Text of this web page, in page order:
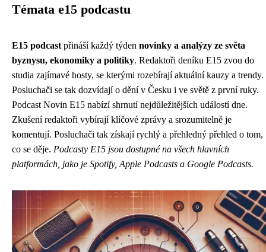
Témata e15 podcastu
E15 podcast přináší každý týden novinky a analýzy ze světa
byznysu, ekonomiky a politiky. Redaktoři deníku E15 zvou do
studia zajímavé hosty, se kterými rozebírají aktuální kauzy a trendy.
Posluchači se tak dozvídají o dění v Česku i ve světě z první ruky.
Podcast Novin E15 nabízí shrnutí nejdůležitějších událostí dne.
Zkušení redaktoři vybírají klíčové zprávy a srozumitelně je
komentují. Posluchači tak získají rychlý a přehledný přehled o tom,
co se děje. Podcasty E15 jsou dostupné na všech hlavních
platformách, jako je Spotify, Apple Podcasts a Google Podcasts.